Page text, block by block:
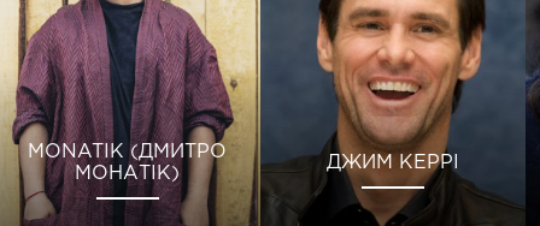
MONATIK (ДМИТРО
МОНАТІК)
ДЖИМ КЕРРІ